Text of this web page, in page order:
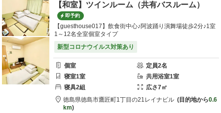
【和室】ツインルーム（共有バスルーム）
即予約
【guesthouse017】飲食街中心♪阿波踊り演舞場徒歩2分♪1室
1～12名全室個室タイプ
新型コロナウイルス対策あり
個室 定員2名
寝室1室 共用浴室1室
寝具2組 広さ7㎡
徳島県徳島市鷹匠町1丁目の21レイナビル 目的地から0.6
km